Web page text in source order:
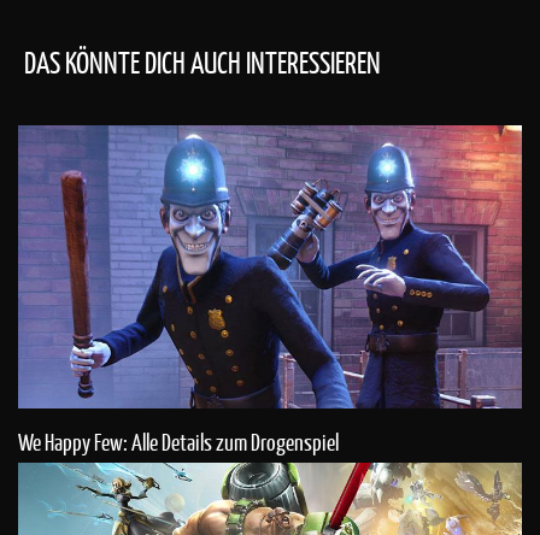
DAS KÖNNTE DICH AUCH INTERESSIEREN
We Happy Few: Alle Details zum Drogenspiel